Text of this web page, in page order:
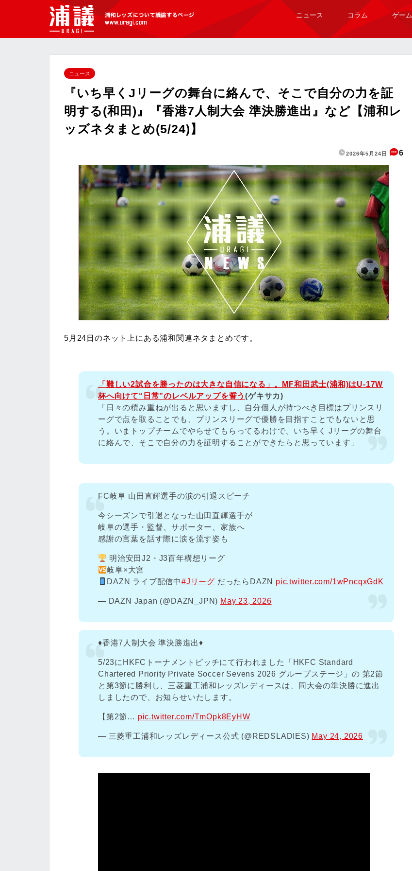
[浦議]浦和レッズについて議論するペ
ニュース コラム ゲーム
ニュース
『いち早くJリーグの舞台に絡んで、そこで自分の力を証
明する(和田)』『香港7人制大会 準決勝進出』など【浦和レ
ッズネタまとめ(5/24)】
2026年5月24日 6
5月24日のネット上にある浦和関連ネタまとめです。
「難しい2試合を勝ったのは大きな自信になる」。MF和田武士(浦和)はU-17W
杯へ向けて“日常”のレベルアップを誓う(ゲキサカ)
「日々の積み重ねが出ると思いますし、自分個人が持つべき目標はプリンスリ
ーグで点を取ることでも、プリンスリーグで優勝を目指すことでもないと思
う。いまトップチームでやらせてもらってるわけで、いち早く Jリーグの舞台
に絡んで、そこで自分の力を証明することができたらと思っています」
FC岐阜 山田直輝選手の涙の引退スピーチ
今シーズンで引退となった山田直輝選手が
岐阜の選手・監督、サポーター、家族へ
感謝の言葉を話す際に涙を流す姿も
明治安田J2・J3百年構想リーグ
岐阜×大宮
DAZN ライブ配信中#Jリーグ だったらDAZN pic.twitter.com/1wPncqxGdK
— DAZN Japan (@DAZN_JPN) May 23, 2026
♦️香港7人制大会 準決勝進出♦️
5/23にHKFCトーナメントピッチにて行われました「HKFC Standard
Chartered Priority Private Soccer Sevens 2026 グループステージ」の 第2節
と第3節に勝利し、三菱重工浦和レッズレディースは、同大会の準決勝に進出
しましたので、お知らせいたします。
【第2節… pic.twitter.com/TmOpk8EyHW
— 三菱重工浦和レッズレディース公式 (@REDSLADIES) May 24, 2026